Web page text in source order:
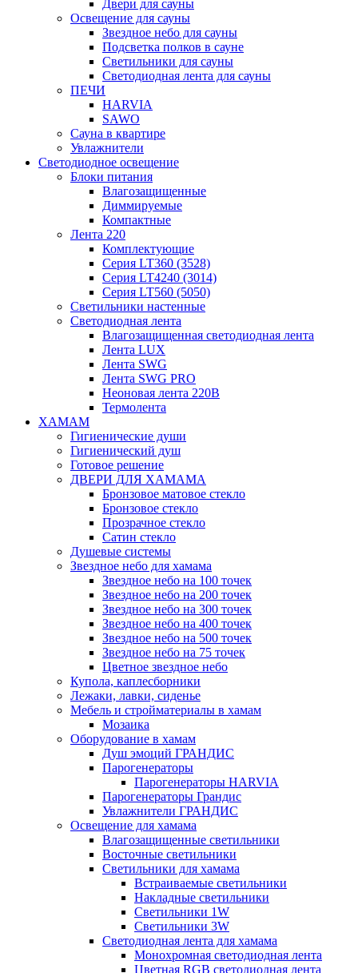
Двери для сауны
Освещение для сауны
Звездное небо для сауны
Подсветка полков в сауне
Светильники для сауны
Светодиодная лента для сауны
ПЕЧИ
HARVIA
SAWO
Сауна в квартире
Увлажнители
Светодиодное освещение
Блоки питания
Влагозащищенные
Диммируемые
Компактные
Лента 220
Комплектующие
Серия LT360 (3528)
Серия LT4240 (3014)
Серия LT560 (5050)
Светильники настенные
Светодиодная лента
Влагозащищенная светодиодная лента
Лента LUX
Лента SWG
Лента SWG PRO
Неоновая лента 220В
Термолента
ХАМАМ
Гигиенические души
Гигиенический душ
Готовое решение
ДВЕРИ ДЛЯ ХАМАМА
Бронзовое матовое стекло
Бронзовое стекло
Прозрачное стекло
Сатин стекло
Душевые системы
Звездное небо для хамама
Звездное небо на 100 точек
Звездное небо на 200 точек
Звездное небо на 300 точек
Звездное небо на 400 точек
Звездное небо на 500 точек
Звездное небо на 75 точек
Цветное звездное небо
Купола, каплесборники
Лежаки, лавки, сиденье
Мебель и стройматериалы в хамам
Мозаика
Оборудование в хамам
Душ эмоций ГРАНДИС
Парогенераторы
Парогенераторы HARVIA
Парогенераторы Грандис
Увлажнители ГРАНДИС
Освещение для хамама
Влагозащищенные светильники
Восточные светильники
Светильники для хамама
Встраиваемые светильники
Накладные светильники
Светильники 1W
Светильники 3W
Светодиодная лента для хамама
Монохромная светодиодная лента
Цветная RGB светодиодная лента